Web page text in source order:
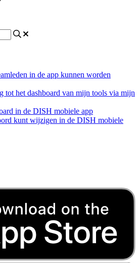
in de app kunnen worden
tot het dashboard van mijn tools via mijn
in de DISH mobiele app
kunt wijzigen in de DISH mobiele